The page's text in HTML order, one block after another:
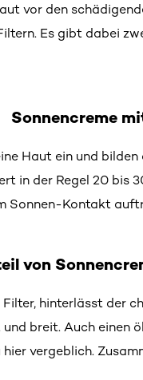
vor den
Es gibt dabei
Sonnencreme
Haut ein und
in der Regel 20 bis
Sonnen-Kontakt
von
hinterlässt der
breit. Auch einen
vergeblich.